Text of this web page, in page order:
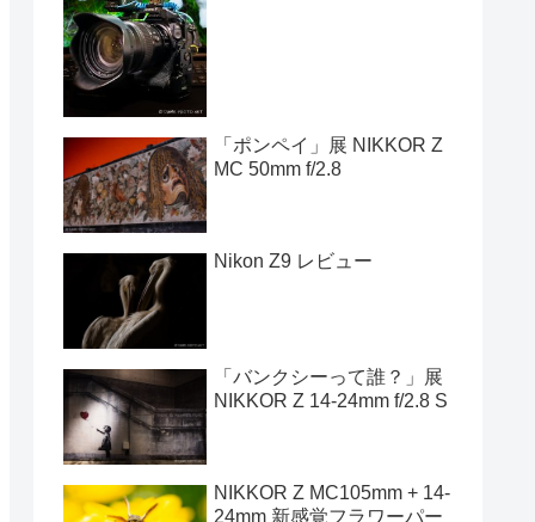
「ポンペイ」展 NIKKOR Z
MC 50mm f/2.8
Nikon Z9 レビュー
「バンクシーって誰？」展
NIKKOR Z 14-24mm f/2.8 S
NIKKOR Z MC105mm + 14-
24mm 新感覚フラワーパー